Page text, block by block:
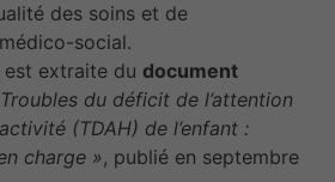
des soins et de
social.
est extraite dudocument
du déficit de l’attention
(TDAH) de l’enfant :
charge », publié en septembre